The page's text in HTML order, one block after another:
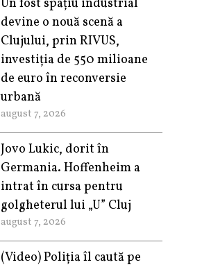
Un fost spațiu industrial
devine o nouă scenă a
Clujului, prin RIVUS,
investiția de 550 milioane
de euro în reconversie
urbană
august 7, 2026
Jovo Lukic, dorit în
Germania. Hoffenheim a
intrat în cursa pentru
golgheterul lui „U” Cluj
august 7, 2026
(Video) Poliția îl caută pe